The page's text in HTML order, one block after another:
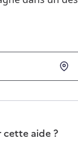
cette aide ?